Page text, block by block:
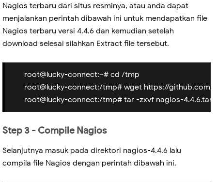
Nagios terbaru dari situs resminya, atau anda dapat
menjalankan perintah dibawah ini untuk mendapatkan file
Nagios terbaru versi 4.4.6 dan kemudian setelah
download selesai silahkan Extract file tersebut.
root@lucky-connect:~# cd /tmp
root@lucky-connect:/tmp# wget https://github.com/
root@lucky-connect:/tmp# tar -zxvf nagios-
Step 3 - Compile Nagios
Selanjutnya masuk pada direktori nagios-4.4.6 lalu
compila file Nagios dengan perintah dibawah ini.